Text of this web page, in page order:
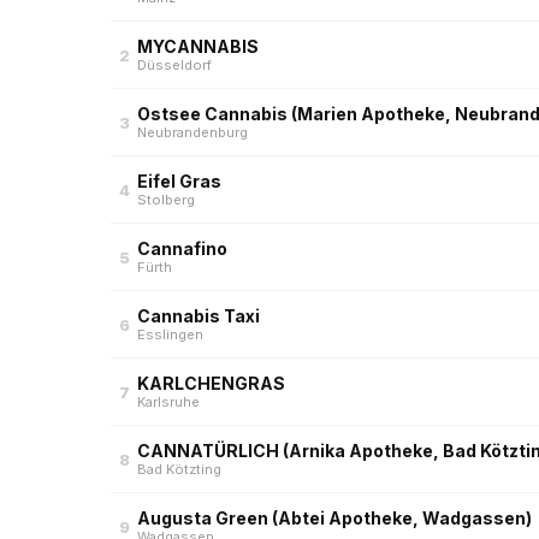
2 MYCANNABIS
Düsseldorf
3 Ostsee Cannabis (Marien Apotheke,
Neubrandenburg
4 Eifel Gras
Stolberg
5 Cannafino
Fürth
6 Cannabis Taxi
Esslingen
7 KARLCHENGRAS
Karlsruhe
8 CANNATÜRLICH (Arnika Apotheke, Bad
Bad Kötzting
9 Augusta Green (Abtei Apotheke, Wadgassen)